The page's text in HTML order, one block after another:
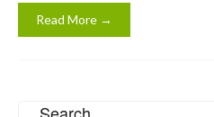
Read More →